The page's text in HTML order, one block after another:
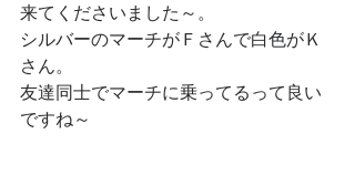
来てくださいました～。
シルバーのマーチがＦさんで白色がＫ
さん。
友達同士でマーチに乗ってるって良い
ですね～